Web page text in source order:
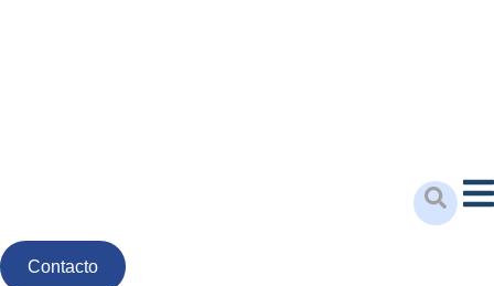
Contacto